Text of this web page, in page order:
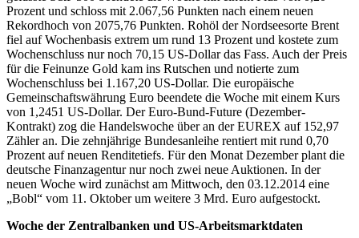
Prozent und schloss mit 2.067,56 Punkten nach einem neuen
Rekordhoch von 2075,76 Punkten. Rohöl der Nordseesorte Brent
fiel auf Wochenbasis extrem um rund 13 Prozent und kostete zum
Wochenschluss nur noch 70,15 US-Dollar das Fass. Auch der Preis
für die Feinunze Gold kam ins Rutschen und notierte zum
Wochenschluss bei 1.167,20 US-Dollar. Die europäische
Gemeinschaftswährung Euro beendete die Woche mit einem Kurs
von 1,2451 US-Dollar. Der Euro-Bund-Future (Dezember-
Kontrakt) zog die Handelswoche über an der EUREX auf 152,97
Zähler an. Die zehnjährige Bundesanleihe rentiert mit rund 0,70
Prozent auf neuen Renditetiefs. Für den Monat Dezember plant die
deutsche Finanzagentur nur noch zwei neue Auktionen. In der
neuen Woche wird zunächst am Mittwoch, den 03.12.2014 eine
„Bobl“ vom 11. Oktober um weitere 3 Mrd. Euro aufgestockt.
Woche der Zentralbanken und US-Arbeitsmarktdaten